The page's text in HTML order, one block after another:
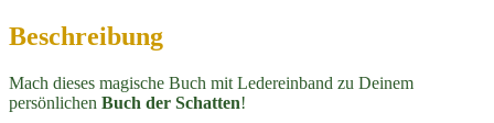
Beschreibung
Mach dieses magische Buch mit Ledereinband zu Deinem
persönlichen Buch der Schatten!